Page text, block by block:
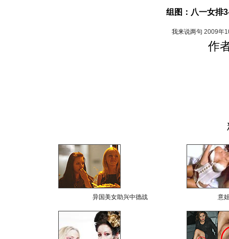
组图：八一女排
我来说两句 2009年
作
异国美女助兴中德战 意